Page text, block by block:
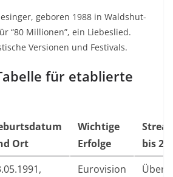
geboren 1988 in Waldshut-
“80 Millionen”, ein Liebeslied.
Versionen und Festivals.
für etablierte
Ort
Wichtige
Erfolge
bis
Eurovision
Über